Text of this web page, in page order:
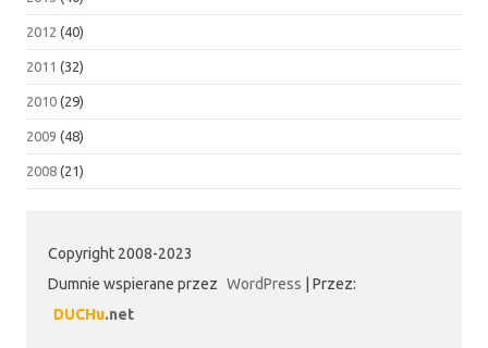
2012 (40)
2011 (32)
2010 (29)
2009 (48)
2008 (21)
Copyright 2008-2023
Dumnie wspierane przez WordPress
Przez:
DUCHu.net